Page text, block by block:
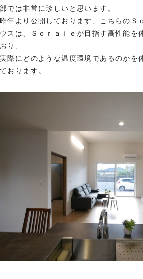
部では非常に珍しいと思います。
昨年より公開しております、こちらのＳ
ウスは、Ｓｏｒａｉｅが目指す高性能を
おり、
実際にどのような温度環境であるのかを
ております。